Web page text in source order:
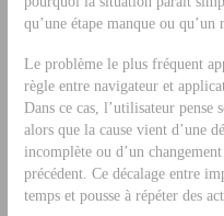
qu’une étape manque ou qu’un
Le problème le plus fréquent
règle entre navigateur et
Dans ce cas, l’utilisateur pense
alors que la cause vient d’une
incomplète ou d’un
précédent. Ce décalage entre
temps et pousse à répéter des